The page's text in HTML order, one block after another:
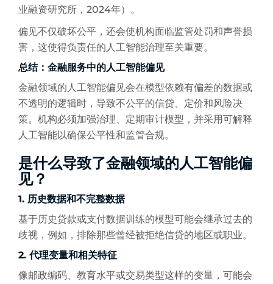
业融资研究所，2024年）。
偏见不仅破坏公平，还会使机构面临监管处罚和声誉损
害，这使得负责任的人工智能治理至关重要。
总结：金融服务中的人工智能偏见
金融领域的人工智能偏见会在模型依赖有偏差的数据或
不透明的逻辑时，导致不公平的信贷、定价和风险决
策。机构必须加强治理、定期审计模型，并采用可解释
人工智能以确保公平性和监管合规。
是什么导致了金融领域的人工智能偏
见？
1. 历史数据和不完整数据
基于历史贷款或支付数据训练的模型可能会继承过去的
歧视，例如，排除那些曾经被拒绝信贷的地区或职业。
2. 代理变量和相关特征
像邮政编码、教育水平或交易类型这样的变量，可能会